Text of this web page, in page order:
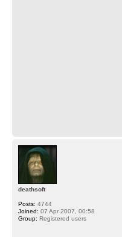
deathsoft
Posts: 4744
Joined: 07 Apr 2007, 00:58
Group: Registered users